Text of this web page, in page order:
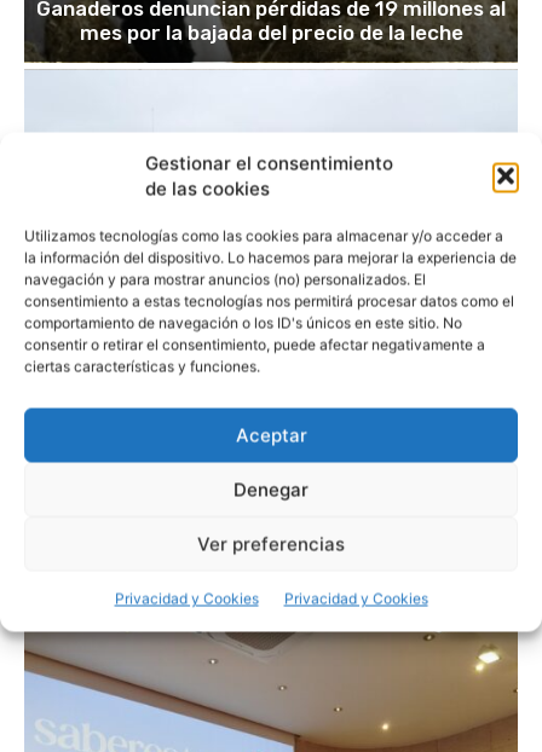
Gestionar el consentimiento
de las cookies
Utilizamos tecnologías como las cookies para almacenar y/o acceder a
la información del dispositivo. Lo hacemos para mejorar la experiencia de
navegación y para mostrar anuncios (no) personalizados. El
consentimiento a estas tecnologías nos permitirá procesar datos como el
comportamiento de navegación o los ID's únicos en este sitio. No
consentir o retirar el consentimiento, puede afectar negativamente a
ciertas características y funciones.
Aceptar
Denegar
Ver preferencias
Privacidad y Cookies Privacidad y Cookies
Ganaderos denuncian pérdidas de 19 millones al
mes por la bajada del precio de la leche
La maquinaria compartida impulsa el futuro del